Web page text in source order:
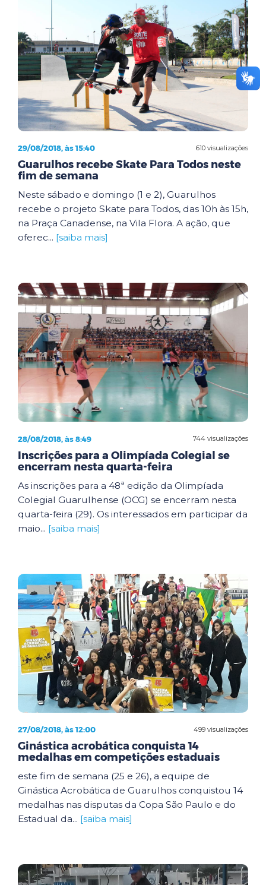
610 visualizações
29/08/2018, às 15:40
Guarulhos recebe Skate Para Todos neste
fim de semana
Neste sábado e domingo (1 e 2), Guarulhos
recebe o projeto Skate para Todos, das 10h às 15h,
na Praça Canadense, na Vila Flora. A ação, que
oferec... [saiba mais]
744 visualizações
28/08/2018, às 8:49
Inscrições para a Olimpíada Colegial se
encerram nesta quarta-feira
As inscrições para a 48ª edição da Olimpíada
Colegial Guarulhense (OCG) se encerram nesta
quarta-feira (29). Os interessados em participar da
maio... [saiba mais]
499 visualizações
27/08/2018, às 12:00
Ginástica acrobática conquista 14
medalhas em competições estaduais
este fim de semana (25 e 26), a equipe de
Ginástica Acrobática de Guarulhos conquistou 14
medalhas nas disputas da Copa São Paulo e do
Estadual da... [saiba mais]